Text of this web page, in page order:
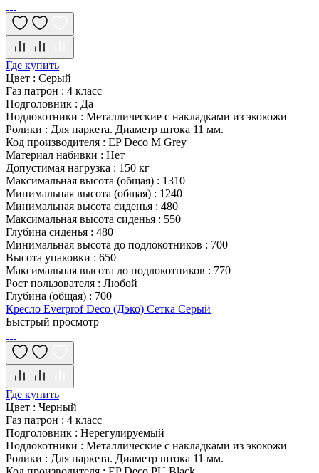
Где купить
Цвет : Серый
Газ патрон : 4 класс
Подголовник : Да
Подлокотники : Металлические с накладками из экокожи
Ролики : Для паркета. Диаметр штока 11 мм.
Код производителя : EP Deco M Grey
Материал набивки : Нет
Допустимая нагрузка : 150 кг
Максимальная высота (общая) : 1310
Минимальная высота (общая) : 1240
Минимальная высота сиденья : 480
Максимальная высота сиденья : 550
Глубина сиденья : 480
Минимальная высота до подлокотников : 700
Высота упаковки : 650
Максимальная высота до подлокотников : 770
Рост пользователя : Любой
Глубина (общая) : 700
Кресло Everprof Deco (Дэко) Сетка Серый
Быстрый просмотр
Где купить
Цвет : Черный
Газ патрон : 4 класс
Подголовник : Нерегулируемый
Подлокотники : Металлические с накладками из экокожи
Ролики : Для паркета. Диаметр штока 11 мм.